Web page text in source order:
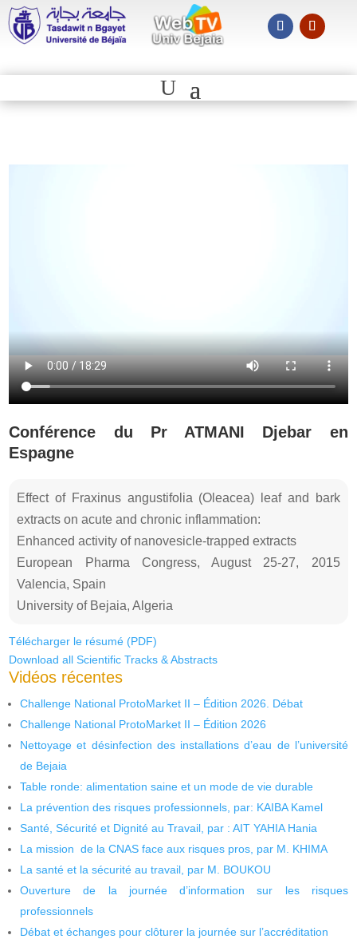
Conférence du Pr ATMANI Djebar en
Espagne
Effect of Fraxinus angustifolia (Oleacea) leaf and bark
extracts on acute and chronic inflammation:
Enhanced activity of nanovesicle-trapped extracts
European Pharma Congress, August 25-27, 2015
Valencia, Spain
University of Bejaia, Algeria
Télécharger le résumé (PDF)
Download all Scientific Tracks & Abstracts
Vidéos récentes
Challenge National ProtoMarket II – Édition 2026. Débat
Challenge National ProtoMarket II – Édition 2026
Nettoyage et désinfection des installations d’eau de l’université
de Bejaia
Table ronde: alimentation saine et un mode de vie durable
La prévention des risques professionnels, par: KAIBA Kamel
Santé, Sécurité et Dignité au Travail, par : AIT YAHIA Hania
La mission de la CNAS face aux risques pros, par M. KHIMA
La santé et la sécurité au travail, par M. BOUKOU
Ouverture de la journée d’information sur les risques
professionnels
Débat et échanges pour clôturer la journée sur l’accréditation